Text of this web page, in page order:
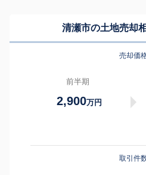
清瀬市の土地売却
売却価
前半期
2,900万円
取引件